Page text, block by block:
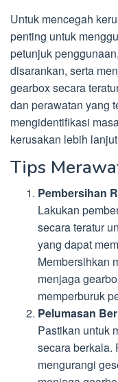
Untuk mencegah
penting untuk
petunjuk
disarankan, serta
gearbox secara
dan perawatan yang
mengidentifikasi
kerusakan lebih
Tips
Pembersihan
Lakukan
secara teratur
yang dapat
Membersihkan
menjaga
memperburuk
Pelumasan
Pastikan untuk
secara berkala.
mengurangi